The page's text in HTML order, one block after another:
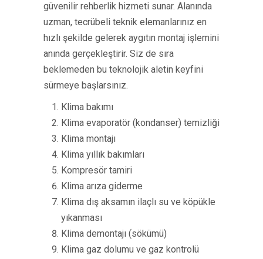
güvenilir rehberlik hizmeti sunar. Alanında
uzman, tecrübeli teknik elemanlarınız en
hızlı şekilde gelerek aygıtın montaj işlemini
anında gerçekleştirir. Siz de sıra
beklemeden bu teknolojik aletin keyfini
sürmeye başlarsınız.
Klima bakımı
Klima evaporatör (kondanser) temizliği
Klima montajı
Klima yıllık bakımları
Kompresör tamiri
Klima arıza giderme
Klima dış aksamın ilaçlı su ve köpükle
yıkanması
Klima demontajı (sökümü)
Klima gaz dolumu ve gaz kontrolü